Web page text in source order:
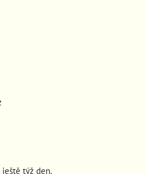
ještě týž den.